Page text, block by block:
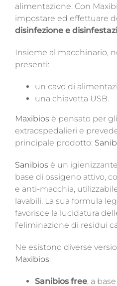
alimentazione. Con
impostare ed effettuare
disinfezione e
Insieme al macchinario,
presenti:
un cavo di
una chiavetta USB.
Maxibios è pensato per
extraospedalieri e
principale prodotto:
Sanibios è un
base di ossigeno attivo,
e anti-macchia,
lavabili. La sua formula
favorisce la lucidatura
l’eliminazione di residui
Ne esistono diverse
Maxibios:
Sanibios free, a